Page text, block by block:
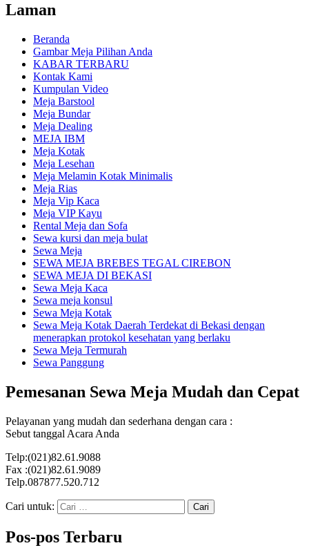
Laman
Beranda
Gambar Meja Pilihan Anda
KABAR TERBARU
Kontak Kami
Kumpulan Video
Meja Barstool
Meja Bundar
Meja Dealing
MEJA IBM
Meja Kotak
Meja Lesehan
Meja Melamin Kotak Minimalis
Meja Rias
Meja Vip Kaca
Meja VIP Kayu
Rental Meja dan Sofa
Sewa kursi dan meja bulat
Sewa Meja
SEWA MEJA BREBES TEGAL CIREBON
SEWA MEJA DI BEKASI
Sewa Meja Kaca
Sewa meja konsul
Sewa Meja Kotak
Sewa Meja Kotak Daerah Terdekat di Bekasi dengan
menerapkan protokol kesehatan yang berlaku
Sewa Meja Termurah
Sewa Panggung
Pemesanan Sewa Meja Mudah dan Cepat
Pelayanan yang mudah dan sederhana dengan cara :
Sebut tanggal Acara Anda
Telp:(021)82.61.9088
Fax :(021)82.61.9089
Telp.087877.520.712
Cari untuk:
Pos-pos Terbaru